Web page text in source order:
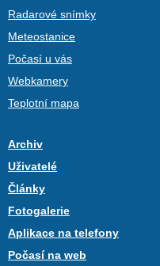
Radarové snímky
Meteostanice
Počasí u vás
Webkamery
Teplotní mapa
Archiv
Uživatelé
Články
Fotogalerie
Aplikace na telefony
Počasí na web